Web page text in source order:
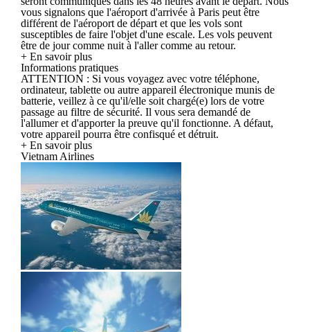
vous signalons que l'aéroport d'arrivée à Paris peut être
différent de l'aéroport de départ et que les vols sont
susceptibles de faire l'objet d'une escale. Les vols peuvent
être de jour comme nuit à l'aller comme au retour.
+ En savoir plus
Informations pratiques
ATTENTION : Si vous voyagez avec votre téléphone,
ordinateur, tablette ou autre appareil électronique munis de
batterie, veillez à ce qu'il/elle soit chargé(e) lors de votre
passage au filtre de sécurité. Il vous sera demandé de
l'allumer et d'apporter la preuve qu'il fonctionne. A défaut,
votre appareil pourra être confisqué et détruit.
+ En savoir plus
Vietnam Airlines